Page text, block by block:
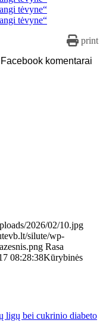
print
Facebook komentarai
2026/02/10.jpg
silute/wp-
Rasa
08:28:38Kūrybinės